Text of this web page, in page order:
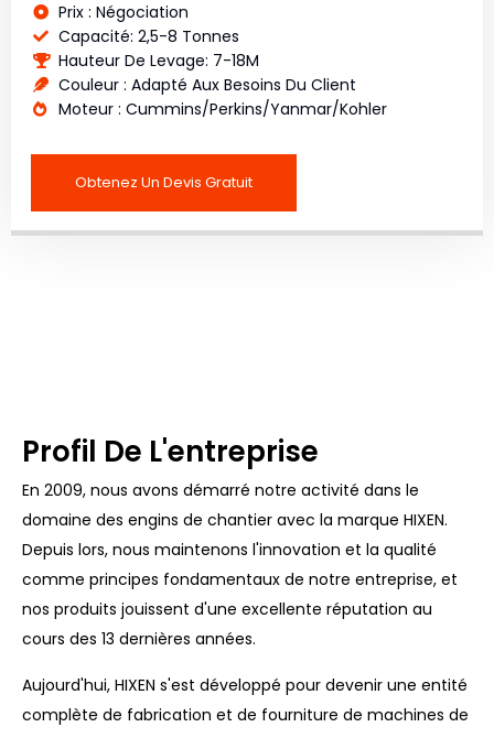
Prix : Négociation
Capacité: 2,5-8 Tonnes
Hauteur De Levage: 7-18M
Couleur : Adapté Aux Besoins Du Client
Moteur : Cummins/Perkins/Yanmar/Kohler
Obtenez Un Devis Gratuit
Profil De L'entreprise
En 2009, nous avons démarré notre activité dans le
domaine des engins de chantier avec la marque HIXEN.
Depuis lors, nous maintenons l'innovation et la qualité
comme principes fondamentaux de notre entreprise, et
nos produits jouissent d'une excellente réputation au
cours des 13 dernières années.
Aujourd'hui, HIXEN s'est développé pour devenir une entité
complète de fabrication et de fourniture de machines de